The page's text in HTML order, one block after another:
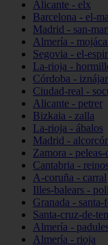
Alicante - elx
Barcelona - el-
Madrid - san-
Almería -
Segovia - el-
La-rioja -
Córdoba - iznájar
Ciudad-real -
Alicante - petrer
Bizkaia - zalla
La-rioja - ábalos
Madrid -
Zamora - peleas-
Cantabria -
A-coruña - carral
Illes-balears -
Granada - santa-
Santa-cruz-de-
Almería -
Almería - rioja